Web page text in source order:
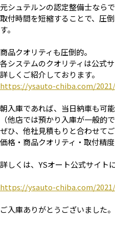
元シュテルンの認定整備士ならで
取付時間を短縮することで、圧
す。
商品クオリティも圧倒的。
各システムのクオリティは公式サ
詳しくご紹介しております。
https://ysauto-chiba.com/
朝入庫であれば、当日納車も可能
（他店では預かり入庫が一般的で
ぜひ、他社見積もりと合わせてご
価格・商品クオリティ・取付精
詳しくは、YSオート公式サイト
https://ysauto-chiba.com/
ご入庫ありがとうございました。